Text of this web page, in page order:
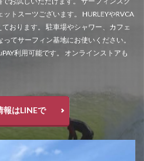
トスーツございます。 HURLEYやRVCA
おります。 駐車場やシャワー、カフェ
てサーフィン基地にお使いください。
利用可能です。 オンラインストアも
報はLINEで